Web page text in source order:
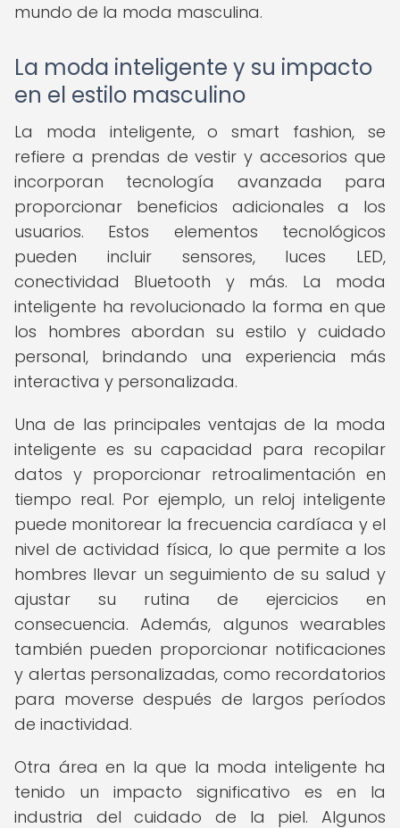
mundo de la moda masculina.
La moda inteligente y su impacto
en el estilo masculino
La moda inteligente, o smart fashion, se
refiere a prendas de vestir y accesorios que
incorporan tecnología avanzada para
proporcionar beneficios adicionales a los
usuarios. Estos elementos tecnológicos
pueden incluir sensores, luces LED,
conectividad Bluetooth y más. La moda
inteligente ha revolucionado la forma en que
los hombres abordan su estilo y cuidado
personal, brindando una experiencia más
interactiva y personalizada.
Una de las principales ventajas de la moda
inteligente es su capacidad para recopilar
datos y proporcionar retroalimentación en
tiempo real. Por ejemplo, un reloj inteligente
puede monitorear la frecuencia cardíaca y el
nivel de actividad física, lo que permite a los
hombres llevar un seguimiento de su salud y
ajustar su rutina de ejercicios en
consecuencia. Además, algunos wearables
también pueden proporcionar notificaciones
y alertas personalizadas, como recordatorios
para moverse después de largos períodos
de inactividad.
Otra área en la que la moda inteligente ha
tenido un impacto significativo es en la
industria del cuidado de la piel. Algunos